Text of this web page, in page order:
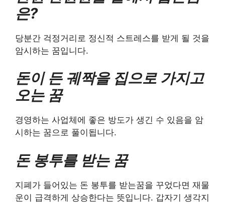
은?
당분간 걱정거리로 정신적 스트레스를 받게 될 것을
암시하는 꿈입니다.
​돈이 든 궤짝을 집으로 가지고
오는 꿈
경영하는 사업체에 좋은 방도가 생긴 수 있음을 암
시하는 꿈으로 풀이됩니다.
돈 봉투를 받는 꿈
지폐가 들어있는 돈 봉투를 받는꿈을 꾸었다면 재물
운이 급격하게 상승한다는 뜻입니다. 갑자기 생각지